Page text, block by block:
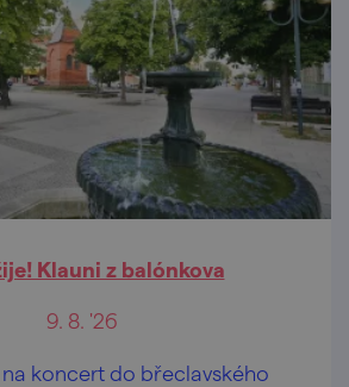
Klauni z balónkova
9. 8. '26
na koncert do břeclavského